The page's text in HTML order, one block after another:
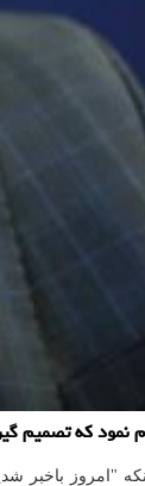
كه تصمیم
"امروز